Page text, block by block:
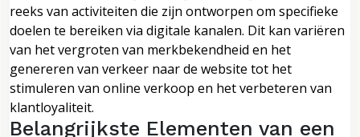
reeks van activiteiten die zijn ontworpen om specifieke
doelen te bereiken via digitale kanalen. Dit kan variëren
van het vergroten van merkbekendheid en het
genereren van verkeer naar de website tot het
stimuleren van online verkoop en het verbeteren van
klantloyaliteit.
Belangrijkste Elementen van een